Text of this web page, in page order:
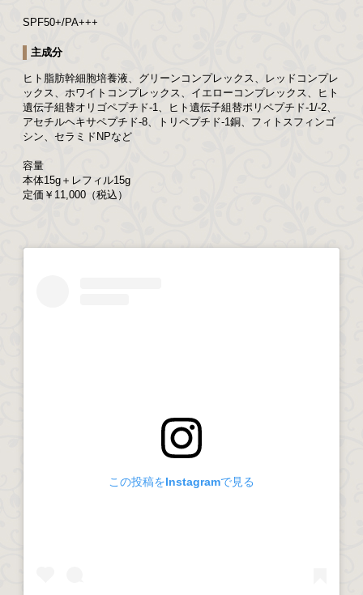
SPF50+/PA+++
主成分
ヒト脂肪幹細胞培養液、グリーンコンプレックス、レッドコンプレ
ックス、ホワイトコンプレックス、イエローコンプレックス、ヒト
遺伝子組替オリゴペプチド-1、ヒト遺伝子組替ポリペプチド-1/-2、
アセチルヘキサペプチド-8、トリペプチド-1銅、フィトスフィンゴ
シン、セラミドNPなど
容量
本体15g＋レフィル15g
定価￥11,000（税込）
この投稿をInstagramで見る